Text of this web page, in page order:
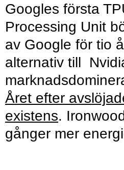
Googles första
Processing Unit
av Google för tio
alternativ till
Året efter
existens.
gånger mer